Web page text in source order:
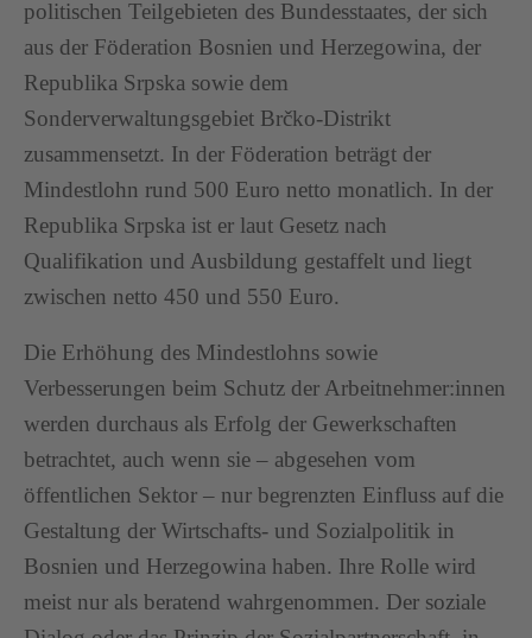
politischen Teilgebieten des Bundesstaates, der sich
aus der Föderation Bosnien und Herzegowina, der
Republika Srpska sowie dem
Sonderverwaltungsgebiet Brčko-Distrikt
zusammensetzt. In der Föderation beträgt der
Mindestlohn rund 500 Euro netto monatlich. In der
Republika Srpska ist er laut Gesetz nach
Qualifikation und Ausbildung gestaffelt und liegt
zwischen netto 450 und 550 Euro.
Die Erhöhung des Mindestlohns sowie
Verbesserungen beim Schutz der Arbeitnehmer:innen
werden durchaus als Erfolg der Gewerkschaften
betrachtet, auch wenn sie – abgesehen vom
öffentlichen Sektor – nur begrenzten Einfluss auf die
Gestaltung der Wirtschafts- und Sozialpolitik in
Bosnien und Herzegowina haben. Ihre Rolle wird
meist nur als beratend wahrgenommen. Der soziale